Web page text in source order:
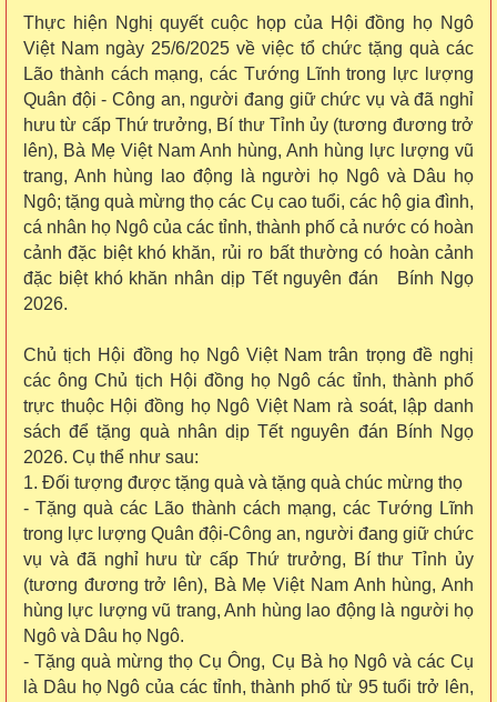
Thực hiện Nghị quyết cuộc họp của Hội đồng họ Ngô
Việt Nam ngày 25/6/2025 về việc tổ chức tặng quà các
Lão thành cách mạng, các Tướng Lĩnh trong lực lượng
Quân đội - Công an, người đang giữ chức vụ và đã nghỉ
hưu từ cấp Thứ trưởng, Bí thư Tỉnh ủy (tương đương trở
lên), Bà Mẹ Việt Nam Anh hùng, Anh hùng lực lượng vũ
trang, Anh hùng lao động là người họ Ngô và Dâu họ
Ngô; tặng quà mừng thọ các Cụ cao tuổi, các hộ gia đình,
cá nhân họ Ngô của các tỉnh, thành phố cả nước có hoàn
cảnh đặc biệt khó khăn, rủi ro bất thường có hoàn cảnh
đặc biệt khó khăn nhân dịp Tết nguyên đán Bính Ngọ
2026.
Chủ tịch Hội đồng họ Ngô Việt Nam trân trọng đề nghị
các ông Chủ tịch Hội đồng họ Ngô các tỉnh, thành phố
trực thuộc Hội đồng họ Ngô Việt Nam rà soát, lập danh
sách để tặng quà nhân dịp Tết nguyên đán Bính Ngọ
2026. Cụ thể như sau:
1. Đối tượng được tặng quà và tặng quà chúc mừng thọ
- Tặng quà các Lão thành cách mạng, các Tướng Lĩnh
trong lực lượng Quân đội-Công an, người đang giữ chức
vụ và đã nghỉ hưu từ cấp Thứ trưởng, Bí thư Tỉnh ủy
(tương đương trở lên), Bà Mẹ Việt Nam Anh hùng, Anh
hùng lực lượng vũ trang, Anh hùng lao động là người họ
Ngô và Dâu họ Ngô.
- Tặng quà mừng thọ Cụ Ông, Cụ Bà họ Ngô và các Cụ
là Dâu họ Ngô của các tỉnh, thành phố từ 95 tuổi trở lên,